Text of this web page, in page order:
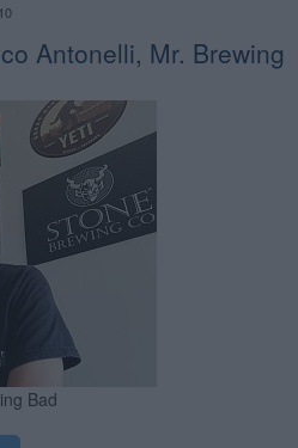
Antonelli, Mr. Brewing
Bad